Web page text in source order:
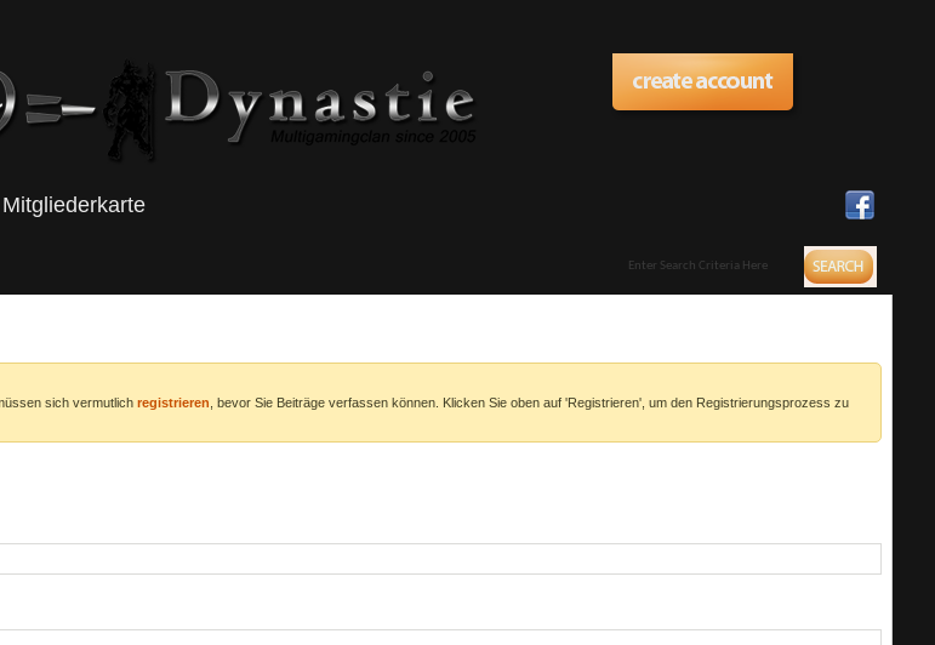
Mitgliederkarte
sich vermutlich registrieren , bevor Sie Beiträge verfassen können. Klicken Sie oben auf 'Registrieren', um den Registrierungsprozess zu